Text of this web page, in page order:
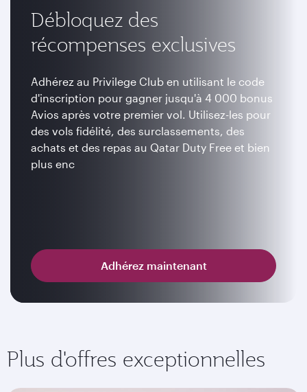
Débloquez des
récompenses exclusives
Adhérez au Privilege Club en utilisant le code
d'inscription pour gagner jusqu'à 4 000 bonus
Avios après votre premier vol. Utilisez-les pour
des vols fidélité, des surclassements, des
achats et des repas au Qatar Duty Free et bien
plus enc
Adhérez maintenant
Plus d'offres exceptionnelles